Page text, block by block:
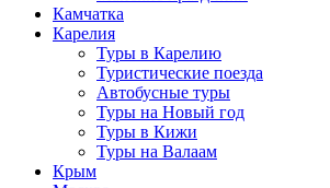
Камчатка
Карелия
Туры в Карелию
Туристические поезда
Автобусные туры
Туры на Новый год
Туры в Кижи
Туры на Валаам
Крым